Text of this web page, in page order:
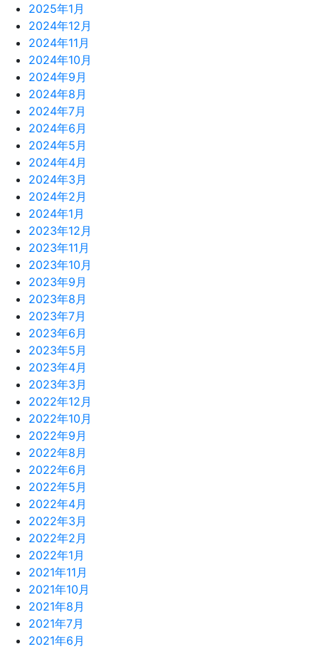
2025年1月
2024年12月
2024年11月
2024年10月
2024年9月
2024年8月
2024年7月
2024年6月
2024年5月
2024年4月
2024年3月
2024年2月
2024年1月
2023年12月
2023年11月
2023年10月
2023年9月
2023年8月
2023年7月
2023年6月
2023年5月
2023年4月
2023年3月
2022年12月
2022年10月
2022年9月
2022年8月
2022年6月
2022年5月
2022年4月
2022年3月
2022年2月
2022年1月
2021年11月
2021年10月
2021年8月
2021年7月
2021年6月